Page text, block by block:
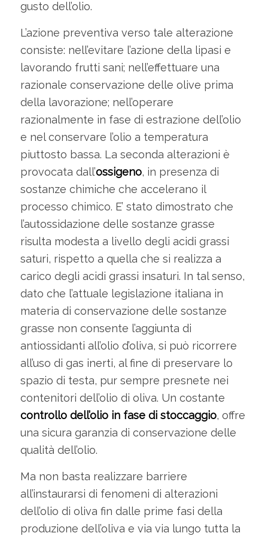
gusto dell’olio.
L’azione preventiva verso tale alterazione
consiste: nell’evitare l’azione della lipasi e
lavorando frutti sani; nell’effettuare una
razionale conservazione delle olive prima
della lavorazione; nell’operare
razionalmente in fase di estrazione dell’olio
e nel conservare l’olio a temperatura
piuttosto bassa. La seconda alterazioni è
provocata dall’ossigeno, in presenza di
sostanze chimiche che accelerano il
processo chimico. E’ stato dimostrato che
l’autossidazione delle sostanze grasse
risulta modesta a livello degli acidi grassi
saturi, rispetto a quella che si realizza a
carico degli acidi grassi insaturi. In tal senso,
dato che l’attuale legislazione italiana in
materia di conservazione delle sostanze
grasse non consente l’aggiunta di
antiossidanti all’olio d’oliva, si può ricorrere
all’uso di gas inerti, al fine di preservare lo
spazio di testa, pur sempre presnete nei
contenitori dell’olio di oliva. Un costante
controllo dell’olio in fase di stoccaggio, offre
una sicura garanzia di conservazione delle
qualità dell’olio.
Ma non basta realizzare barriere
all’instaurarsi di fenomeni di alterazioni
dell’olio di oliva fin dalle prime fasi della
produzione dell’oliva e via via lungo tutta la